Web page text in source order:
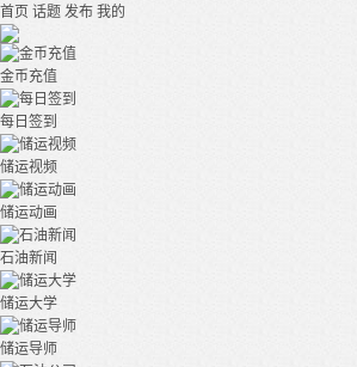
首页 话题 发布 我的
金币充值
每日签到
储运视频
储运动画
石油新闻
储运大学
储运导师